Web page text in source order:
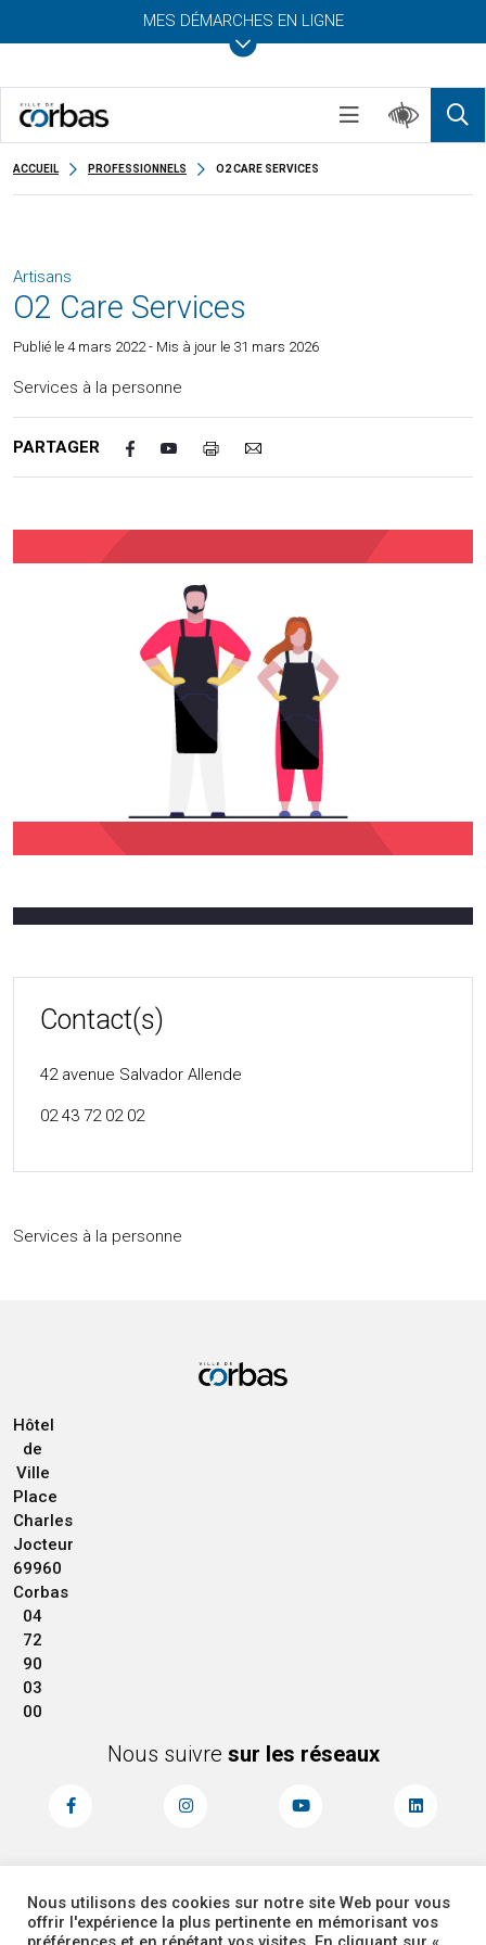
MES DÉMARCHES EN LIGNE
ACCUEIL PROFESSIONNELS O2 CARE SERVICES
Artisans
O2 Care Services
Publié le 4 mars 2022- Mis à jour le 31 mars 2026
Services à la personne
PARTAGER
Contact(s)
42 avenue Salvador Allende
02 43 72 02 02
Services à la personne
Hôtel
de
Ville
Place
Charles
Jocteur
69960
Corbas
04
72
90
03
00
Nous suivre sur les réseaux
MENTIONS LÉGALES
PLAN DU SITE
ACCESSIBILITÉ
ADMINISTRATEUR
Nous utilisons des cookies sur notre site Web pour vous
offrir l'expérience la plus pertinente en mémorisant vos